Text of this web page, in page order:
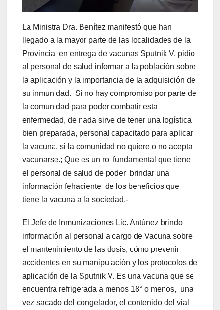
La Ministra Dra. Benítez manifestó que han
llegado a la mayor parte de las localidades de la
Provincia en entrega de vacunas Sputnik V, pidió
al personal de salud informar a la población sobre
la aplicación y la importancia de la adquisición de
su inmunidad. Si no hay compromiso por parte de
la comunidad para poder combatir esta
enfermedad, de nada sirve de tener una logística
bien preparada, personal capacitado para aplicar
la vacuna, si la comunidad no quiere o no acepta
vacunarse.; Que es un rol fundamental que tiene
el personal de salud de poder brindar una
información fehaciente de los beneficios que
tiene la vacuna a la sociedad.-
El Jefe de Inmunizaciones Lic. Antúnez brindo
información al personal a cargo de Vacuna sobre
el mantenimiento de las dosis, cómo prevenir
accidentes en su manipulación y los protocolos de
aplicación de la Sputnik V. Es una vacuna que se
encuentra refrigerada a menos 18° o menos, una
vez sacado del congelador, el contenido del vial